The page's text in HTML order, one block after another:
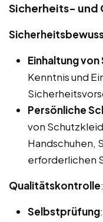
Sicherheits- und
Einhaltung
Kenntnis und
Persönliche
von
Handschuhen,
erforderlichen
Qualitätskontrolle:
Selbstprüfung